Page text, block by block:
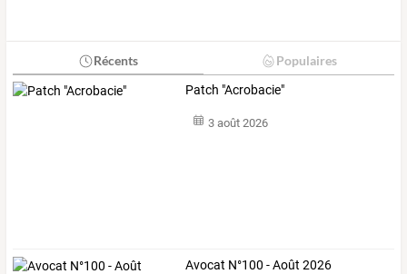
Récents Populaires
Patch "Acrobacie"
3 août 2026
Avocat N°100 - Août 2026